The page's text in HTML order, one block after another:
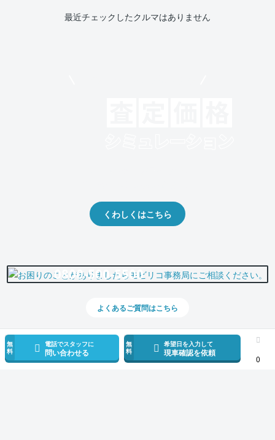
無
料
電話でスタッフに
問い合わせる
無
料
希望日を入力して
現車確認を依頼
0
最近チェックしたクルマはありません
くわしくはこちら
0800-500-5500
よくあるご質問はこちら